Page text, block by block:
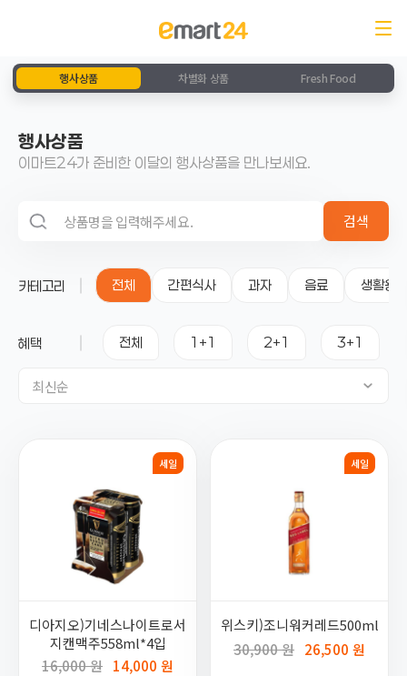
행사상품 차별화 상품 Fresh Food
행사상품
이마트24가 준비한 이달의 행사상품을 만나보세요.
검색 영역
검색
카테고리 전체 간편식사 과자 음료 생활용품
혜택 전체 1+1 2+1 3+1
최신순
세일
디아지오)기네스나이트로서
지캔맥주558ml*4입
16,000 원 14,000 원
세일
위스키)조니워커레드500ml
30,900 원 26,500 원